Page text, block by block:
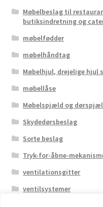
Møbelbeslag til
butiksindretning og
møbelfødder
møbelhåndtag
Møbelhjul, drejelige hjul
møbellåse
Møbelspjæld og
Skydedørsbeslag
Sorte beslag
Tryk-for-åbne-
ventilationsgitter
ventilsystemer